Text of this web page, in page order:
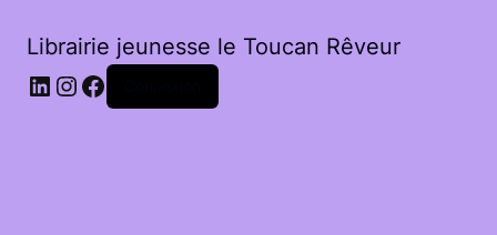
Librairie jeunesse le Toucan Rêveur
LinkedIn
Instagram
Facebook